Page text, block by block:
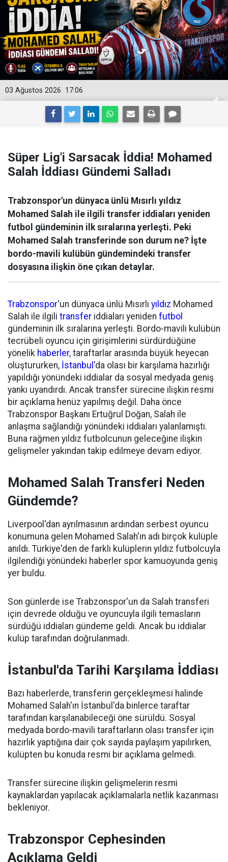
17:06
03 Ağustos 2026
Süper Lig'i Sarsacak İddia! Mohamed
Salah İddiası Gündemi Salladı
Trabzonspor'un dünyaca ünlü Mısırlı yıldız
Mohamed Salah ile ilgili transfer iddiaları yeniden
futbol gündeminin ilk sıralarına yerleşti. Peki
Mohamed Salah transferinde son durum ne? İşte
bordo-mavili kulübün gündemindeki transfer
dosyasına ilişkin öne çıkan detaylar.
Trabzonspor'un dünyaca ünlü Mısırlı yıldız Mohamed
Salah ile ilgili transfer iddiaları yeniden futbol
gündeminin ilk sıralarına yerleşti. Bordo-mavili kulübün
tecrübeli oyuncu için girişimlerini sürdürdüğüne
yönelik haberler, taraftarlar arasında büyük heyecan
oluştururken, İstanbul 'da olası bir karşılama hazırlığı
yapıldığı yönündeki iddialar da sosyal medyada geniş
yankı uyandırdı. Ancak transfer sürecine ilişkin resmi
bir açıklama henüz yapılmış değil. Daha önce
Trabzonspor Başkanı Ertuğrul Doğan, Salah ile
anlaşma sağlandığı yönündeki iddiaları yalanlamıştı.
Buna rağmen yıldız futbolcunun geleceğine ilişkin
gelişmeler yakından takip edilmeye devam ediyor.
Mohamed Salah Transferi Neden
Gündemde?
Liverpool'dan ayrılmasının ardından serbest oyuncu
konumuna gelen Mohamed Salah'ın adı birçok kulüple
anıldı. Türkiye'den de farklı kulüplerin yıldız futbolcuyla
ilgilendiği yönündeki haberler spor kamuoyunda geniş
yer buldu.
Son günlerde ise Trabzonspor'un da Salah transferi
için devrede olduğu ve oyuncuyla ilgili temasların
sürdüğü iddiaları gündeme geldi. Ancak bu iddialar
kulüp tarafından doğrulanmadı.
İstanbul'da Tarihi Karşılama İddiası
Bazı haberlerde, transferin gerçekleşmesi halinde
Mohamed Salah'ın İstanbul'da binlerce taraftar
tarafından karşılanabileceği öne sürüldü. Sosyal
medyada bordo-mavili taraftarların olası transfer için
hazırlık yaptığına dair çok sayıda paylaşım yapılırken,
kulüpten bu konuda resmi bir açıklama gelmedi.
Transfer sürecine ilişkin gelişmelerin resmi
kaynaklardan yapılacak açıklamalarla netlik kazanması
bekleniyor.
Trabzonspor Cephesinden
Açıklama Geldi